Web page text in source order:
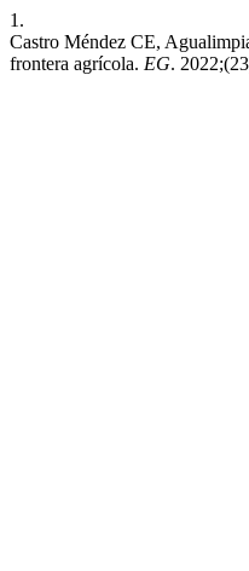
1.
Castro Méndez CE,
frontera agrícola. EG.